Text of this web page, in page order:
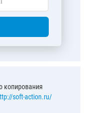
копирования
soft-action.ru/